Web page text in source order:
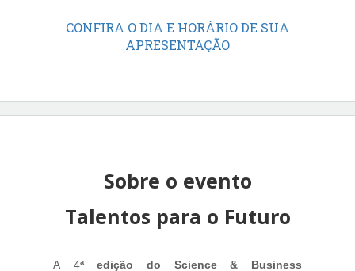
CONFIRA O DIA E HORÁRIO DE SUA
APRESENTAÇÃO
Sobre o evento
Talentos para o Futuro
A 4ª edição do Science & Business